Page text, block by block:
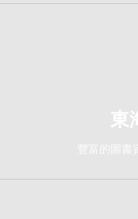
東
豐富的圖